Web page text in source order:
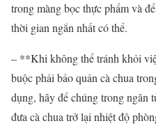
trong màng bọc thực phẩm và
thời gian ngắn nhất có thể.
– **Khi không thể tránh khỏi
buộc phải bảo quản cà chua
dụng, hãy để chúng trong ngăn
đưa cà chua trở lại nhiệt độ